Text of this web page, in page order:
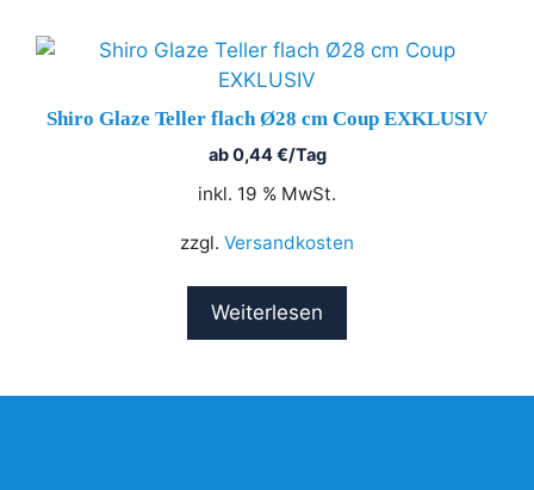
Shiro Glaze Teller flach Ø28 cm Coup EXKLUSIV
ab0,44€/Tag
inkl. 19 % MwSt.
zzgl. Versandkosten
Weiterlesen